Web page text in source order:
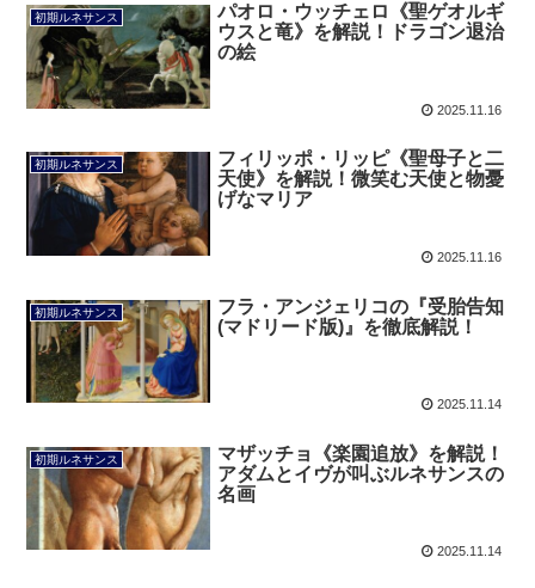
初期ルネサンス
パオロ・ウッチェロ《聖ゲオルギ
ウスと竜》を解説！ドラゴン退治
の絵
2025.11.16
初期ルネサンス
フィリッポ・リッピ《聖母子と二
天使》を解説！微笑む天使と物憂
げなマリア
2025.11.16
初期ルネサンス
フラ・アンジェリコの『受胎告知
(マドリード版)』を徹底解説！
2025.11.14
初期ルネサンス
マザッチョ《楽園追放》を解説！
アダムとイヴが叫ぶルネサンスの
名画
2025.11.14